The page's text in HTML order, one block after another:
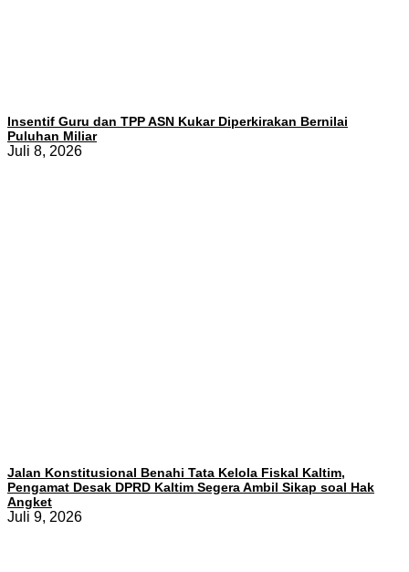
Insentif Guru dan TPP ASN Kukar Diperkirakan Bernilai
Puluhan Miliar
Juli 8, 2026
Jalan Konstitusional Benahi Tata Kelola Fiskal Kaltim,
Pengamat Desak DPRD Kaltim Segera Ambil Sikap soal Hak
Angket
Juli 9, 2026